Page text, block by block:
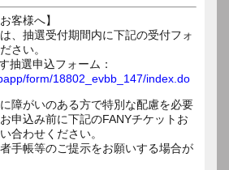
客様へ】
、抽選受付期間内に下記の受付フォ
さい。
抽選申込フォーム：
form/18802_evbb_147/index.do
障がいのある方で特別な配慮を必要
申込み前に下記のFANYチケットお
合わせください。
手帳等のご提示をお願いする場合が